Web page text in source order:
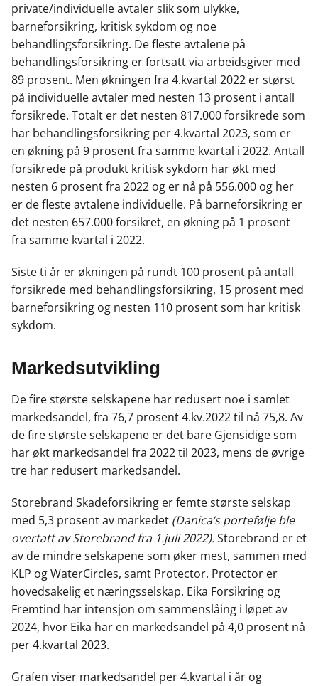
private/individuelle avtaler slik som ulykke,
barneforsikring, kritisk sykdom og noe
behandlingsforsikring. De fleste avtalene på
behandlingsforsikring er fortsatt via arbeidsgiver med
89 prosent. Men økningen fra 4.kvartal 2022 er størst
på individuelle avtaler med nesten 13 prosent i antall
forsikrede. Totalt er det nesten 817.000 forsikrede som
har behandlingsforsikring per 4.kvartal 2023, som er
en økning på 9 prosent fra samme kvartal i 2022. Antall
forsikrede på produkt kritisk sykdom har økt med
nesten 6 prosent fra 2022 og er nå på 556.000 og her
er de fleste avtalene individuelle. På barneforsikring er
det nesten 657.000 forsikret, en økning på 1 prosent
fra samme kvartal i 2022.
Siste ti år er økningen på rundt 100 prosent på antall
forsikrede med behandlingsforsikring, 15 prosent med
barneforsikring og nesten 110 prosent som har kritisk
sykdom.
Markedsutvikling
De fire største selskapene har redusert noe i samlet
markedsandel, fra 76,7 prosent 4.kv.2022 til nå 75,8. Av
de fire største selskapene er det bare Gjensidige som
har økt markedsandel fra 2022 til 2023, mens de øvrige
tre har redusert markedsandel.
Storebrand Skadeforsikring er femte største selskap
med 5,3 prosent av markedet (Danica’s portefølje ble
overtatt av Storebrand fra 1.juli 2022).Storebrand er et
av de mindre selskapene som øker mest, sammen med
KLP og WaterCircles, samt Protector. Protector er
hovedsakelig et næringsselskap. Eika Forsikring og
Fremtind har intensjon om sammenslåing i løpet av
2024, hvor Eika har en markedsandel på 4,0 prosent nå
per 4.kvartal 2023.
Grafen viser markedsandel per 4.kvartal i år og